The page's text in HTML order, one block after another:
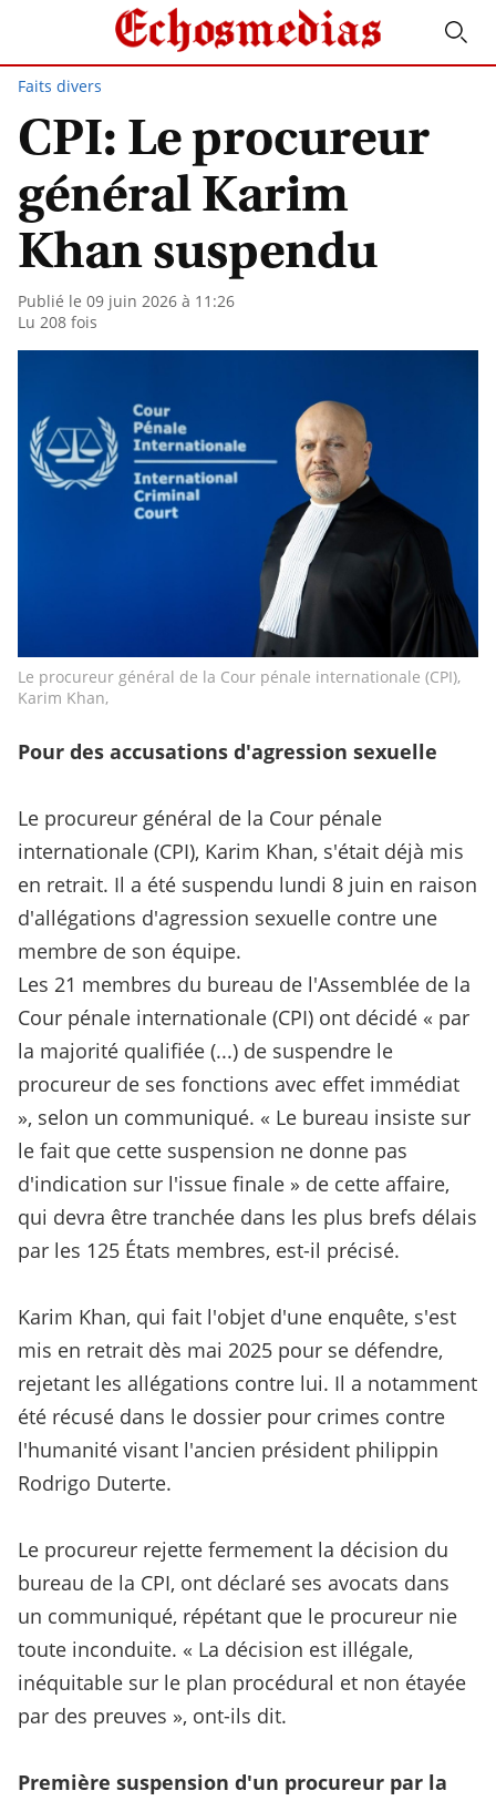
Faits divers
CPI: Le procureur
général Karim
Khan suspendu
Publié le 09 juin 2026 à 11:26
Lu 208 fois
Le procureur général de la Cour pénale internationale (CPI),
Karim Khan,
Pour des accusations d'agression sexuelle
Le procureur général de la Cour pénale
internationale (CPI), Karim Khan, s'était déjà mis
en retrait. Il a été suspendu lundi 8 juin en raison
d'allégations d'agression sexuelle contre une
membre de son équipe.
Les 21 membres du bureau de l'Assemblée de la
Cour pénale internationale (CPI) ont décidé « par
la majorité qualifiée (...) de suspendre le
procureur de ses fonctions avec effet immédiat
», selon un communiqué. « Le bureau insiste sur
le fait que cette suspension ne donne pas
d'indication sur l'issue finale » de cette affaire,
qui devra être tranchée dans les plus brefs délais
par les 125 États membres, est-il précisé.
Karim Khan, qui fait l'objet d'une enquête, s'est
mis en retrait dès mai 2025 pour se défendre,
rejetant les allégations contre lui. Il a notamment
été récusé dans le dossier pour crimes contre
l'humanité visant l'ancien président philippin
Rodrigo Duterte.
Le procureur rejette fermement la décision du
bureau de la CPI, ont déclaré ses avocats dans
un communiqué, répétant que le procureur nie
toute inconduite. « La décision est illégale,
inéquitable sur le plan procédural et non étayée
par des preuves », ont-ils dit.
Première suspension d'un procureur par la